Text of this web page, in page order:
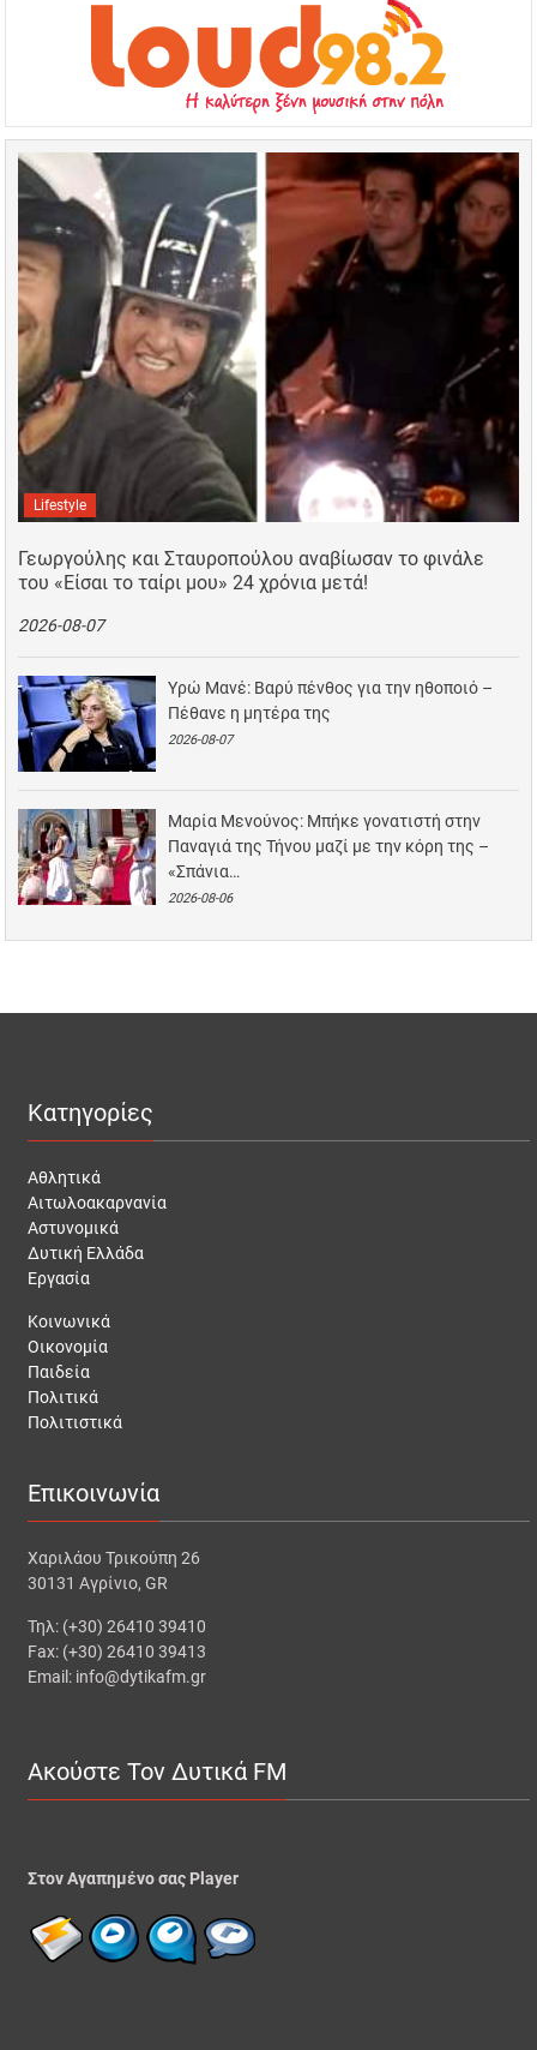
Lifestyle
Γεωργούλης και Σταυροπούλου αναβίωσαν το φινάλε
του «Είσαι το ταίρι μου» 24 χρόνια μετά!
2026-08-07
Υρώ Μανέ: Βαρύ πένθος για την ηθοποιό –
Πέθανε η μητέρα της
2026-08-07
Μαρία Μενούνος: Μπήκε γονατιστή στην
Παναγιά της Τήνου μαζί με την κόρη της –
«Σπάνια…
2026-08-06
Κατηγορίες
Αθλητικά
Αιτωλοακαρνανία
Αστυνομικά
Δυτική Ελλάδα
Εργασία
Κοινωνικά
Οικονομία
Παιδεία
Πολιτικά
Πολιτιστικά
Επικοινωνία
Χαριλάου Τρικούπη 26
30131 Αγρίνιο, GR
Τηλ: (+30) 26410 39410
Fax: (+30) 26410 39413
Email: info@dytikafm.gr
Ακούστε Τον Δυτικά FM
Στον Αγαπημένο σας Player